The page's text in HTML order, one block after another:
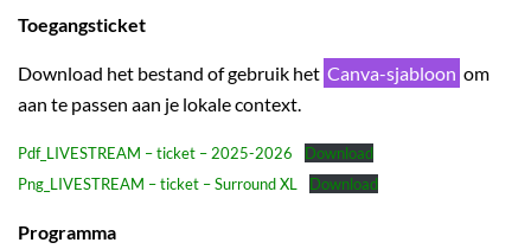
Toegangsticket
Download het bestand of gebruik het Canva-sjabloon om
aan te passen aan je lokale context.
Pdf_LIVESTREAM – ticket – 2025-2026
Download
Png_LIVESTREAM – ticket – Surround XL
Download
Programma